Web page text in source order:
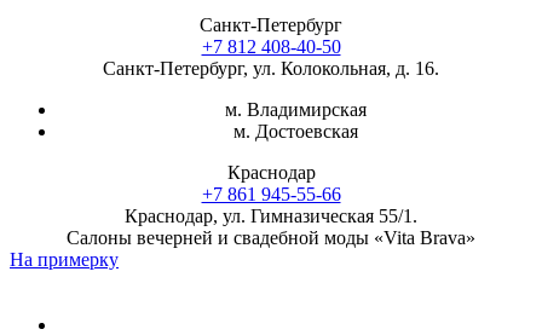
Санкт-Петербург
+7 812 408-40-50
Санкт-Петербург, ул. Колокольная, д. 16.
м. Владимирская
м. Достоевская
Краснодар
+7 861 945-55-66
Краснодар, ул. Гимназическая 55/1.
Салоны вечерней и свадебной моды «Vita Brava»
На примерку